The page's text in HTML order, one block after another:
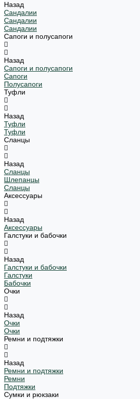
Назад
Сандалии
Сандалии
Сандалии
Сапоги и полусапоги
Назад
Сапоги и полусапоги
Сапоги
Полусапоги
Туфли
Назад
Туфли
Туфли
Сланцы
Назад
Сланцы
Шлепанцы
Сланцы
Аксессуары
Назад
Аксессуары
Галстуки и бабочки
Назад
Галстуки и бабочки
Галстуки
Бабочки
Очки
Назад
Очки
Очки
Ремни и подтяжки
Назад
Ремни и подтяжки
Ремни
Подтяжки
Сумки и рюкзаки